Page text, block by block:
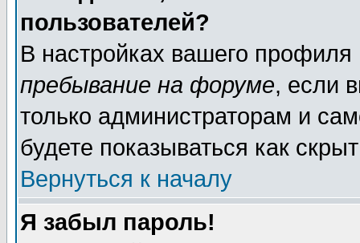
пользователей?
В настройках вашего
пребывание на форуме, если
только администраторам и
будете показываться как
Вернуться к началу
Я забыл пароль!